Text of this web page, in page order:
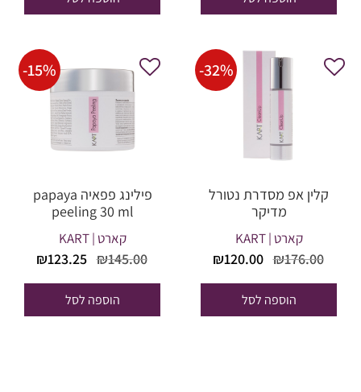
₪94.00.
₪90.00.
-32%
קלין אפ מסדרת נטורל
מדיקר
קארט | KART
₪176.00
המחיר
היה:
₪176.00.
₪120.00
הוספה לסל
-15%
פילינג פפאיה papaya
peeling 30 ml
קארט | KART
₪145.00
המחיר
היה:
₪145.00.
₪123.25
הוספה לסל